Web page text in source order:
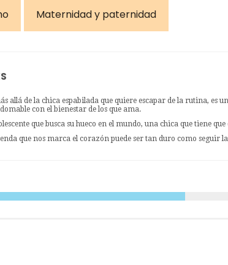
Maternidad y paternidad
allá de la chica espabilada que quiere escapar de la rutina, es
con el bienestar de los que ama.
que busca su hueco en el mundo, una chica que tiene
que nos marca el corazón puede ser tan duro como seguir